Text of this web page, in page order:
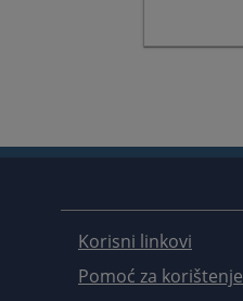
Korisni linkovi
Pomoć za korištenje